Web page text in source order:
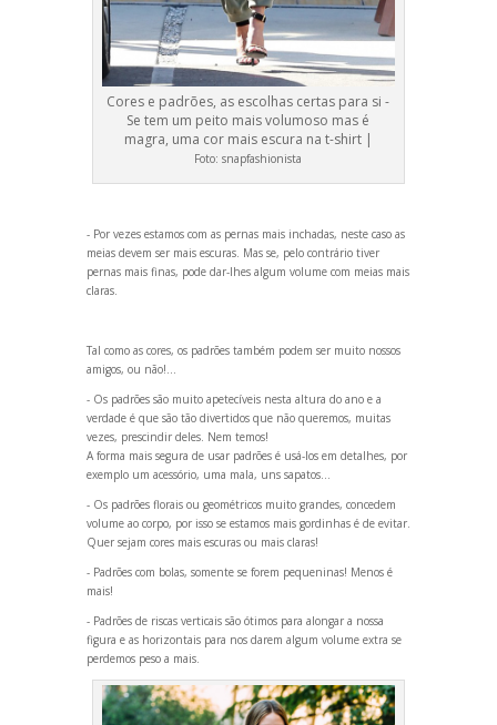
Cores e padrões, as escolhas certas para si -
Se tem um peito mais volumoso mas é
magra, uma cor mais escura na t-shirt |
Foto:snapfashionista
- Por vezes estamos com as pernas mais inchadas, neste caso as
meias devem ser mais escuras. Mas se, pelo contrário tiver
pernas mais finas, pode dar-lhes algum volume com meias mais
claras.
Tal como as cores, os padrões também podem ser muito nossos
amigos, ou não!...
- Os padrões são muito apetecíveis nesta altura do ano e a
verdade é que são tão divertidos que não queremos, muitas
vezes, prescindir deles. Nem temos!
A forma mais segura de usar padrões é usá-los em detalhes, por
exemplo um acessório, uma mala, uns sapatos...
- Os padrões florais ou geométricos muito grandes, concedem
volume ao corpo, por isso se estamos mais gordinhas é de evitar.
Quer sejam cores mais escuras ou mais claras!
- Padrões com bolas, somente se forem pequeninas! Menos é
mais!
- Padrões de riscas verticais são ótimos para alongar a nossa
figura e as horizontais para nos darem algum volume extra se
perdemos peso a mais.